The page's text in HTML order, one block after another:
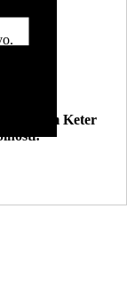
záhonem Keter